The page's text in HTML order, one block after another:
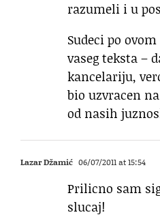
razumeli i u
Sudeci po
vaseg teksta –
kancelariju,
bio uzvracen
od nasih
Lazar Džamić 06/07/2011 at 15:54
Prilicno sam
slucaj!